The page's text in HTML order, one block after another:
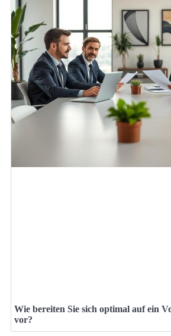
Wie bereiten Sie sich optimal auf ein
vor?